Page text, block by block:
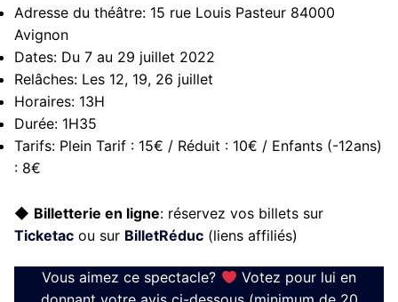
Adresse du théâtre: 15 rue Louis Pasteur 84000
Avignon
Dates: Du 7 au 29 juillet 2022
Relâches: Les 12, 19, 26 juillet
Horaires: 13H
Durée: 1H35
Tarifs: Plein Tarif : 15€ / Réduit : 10€ / Enfants (-12ans)
: 8€
◆ Billetterie en ligne: réservez vos billets sur
Ticketac ou sur BilletRéduc (liens affiliés)
Vous aimez ce spectacle?
Votez pour lui en